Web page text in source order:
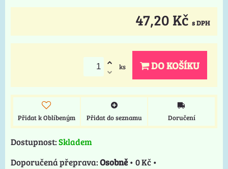
47,20 Kč s DPH
ks DO KOŠÍKU
Přidat k Oblíbeným Přidat do seznamu Doručení
Dostupnost:Skladem
Osobně• 0 Kč •